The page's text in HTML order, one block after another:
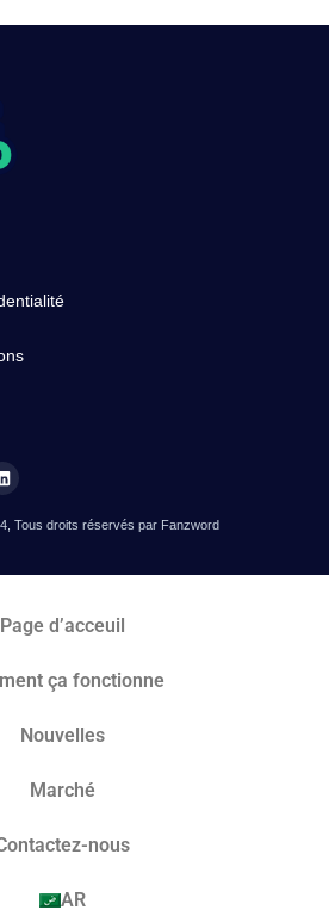
Tous droits réservés par Fanzword
Page d’acceuil
ça fonctionne
Nouvelles
Marché​
nous
AR